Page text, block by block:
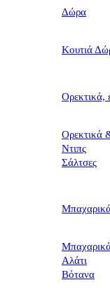
Δώρα
Κουτιά
Ορεκτικά,
Ορεκτικά
Ντιπς
Σάλτσες
Αλάτι
Βότανα